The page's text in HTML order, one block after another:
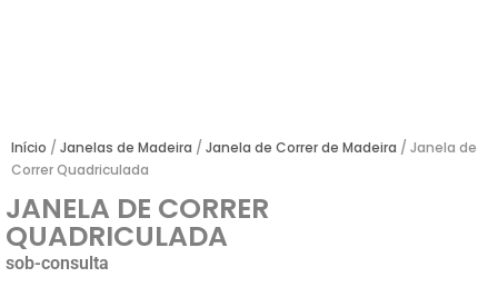
Início / Janelas de Madeira / Janela de Correr de Madeira / Janela de
Correr Quadriculada
JANELA DE CORRER
QUADRICULADA
sob-consulta